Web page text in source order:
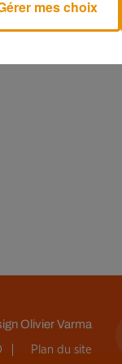
par le
Olivier Varma
Plan du site
mes choix